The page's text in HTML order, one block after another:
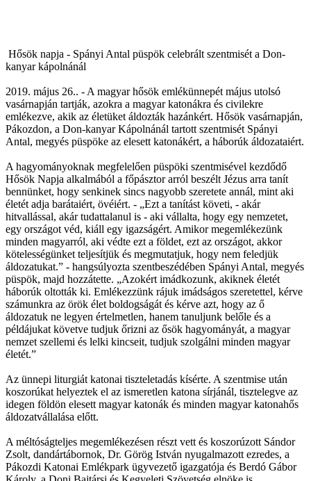
Hősök napja - Spányi Antal püspök celebrált szentmisét a Don-
kanyar kápolnánál
2019. május 26.. - A magyar hősök emlékünnepét május utolsó
vasárnapján tartják, azokra a magyar katonákra és civilekre
emlékezve, akik az életüket áldozták hazánkért. Hősök vasárnapján,
Pákozdon, a Don-kanyar Kápolnánál tartott szentmisét Spányi
Antal, megyés püspöke az elesett katonákért, a háborúk áldozataiért.
A hagyományoknak megfelelően püspöki szentmisével kezdődő
Hősök Napja alkalmából a főpásztor arról beszélt Jézus arra tanít
bennünket, hogy senkinek sincs nagyobb szeretete annál, mint aki
életét adja barátaiért, övéiért. - „Ezt a tanítást követi, - akár
hitvallással, akár tudattalanul is - aki vállalta, hogy egy nemzetet,
egy országot véd, kiáll egy igazságért. Amikor megemlékezünk
minden magyarról, aki védte ezt a földet, ezt az országot, akkor
kötelességünket teljesítjük és megmutatjuk, hogy nem feledjük
áldozatukat.” - hangsúlyozta szentbeszédében Spányi Antal, megyés
püspök, majd hozzátette. „Azokért imádkozunk, akiknek életét
háborúk oltották ki. Emlékezzünk rájuk imádságos szeretettel, kérve
számunkra az örök élet boldogságát és kérve azt, hogy az ő
áldozatuk ne legyen értelmetlen, hanem tanuljunk belőle és a
példájukat követve tudjuk őrizni az ősök hagyományát, a magyar
nemzet szellemi és lelki kincseit, tudjuk szolgálni minden magyar
életét.”
Az ünnepi liturgiát katonai tiszteletadás kísérte. A szentmise után
koszorúkat helyeztek el az ismeretlen katona sírjánál, tisztelegve az
idegen földön elesett magyar katonák és minden magyar katonahős
áldozatvállalása előtt.
A méltóságteljes megemlékezésen részt vett és koszorúzott Sándor
Zsolt, dandártábornok, Dr. Görög István nyugalmazott ezredes, a
Pákozdi Katonai Emlékpark ügyvezető igazgatója és Berdó Gábor